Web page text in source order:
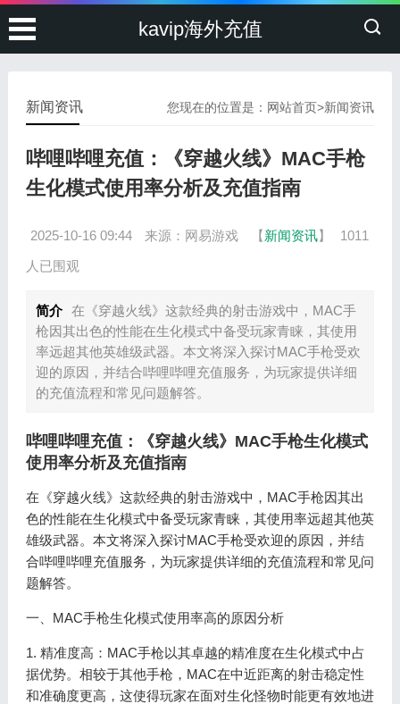
kavip海外充值
您现在的位置是： 网站首页>新闻资讯
新闻资讯
哔哩哔哩充值：《穿越火线》MAC手枪
生化模式使用率分析及充值指南
2025-10-16 09:44 来源：网易游戏 【新闻资讯】
1011
人已围观
简介 在《穿越火线》这款经典的射击游戏中，MAC手
枪因其出色的性能在生化模式中备受玩家青睐，其使用
率远超其他英雄级武器。本文将深入探讨MAC手枪受欢
迎的原因，并结合哔哩哔哩充值服务，为玩家提供详细
的充值流程和常见问题解答。
哔哩哔哩充值：《穿越火线》MAC手枪生化模式
使用率分析及充值指南
在《穿越火线》这款经典的射击游戏中，MAC手枪因其出
色的性能在生化模式中备受玩家青睐，其使用率远超其他英
雄级武器。本文将深入探讨MAC手枪受欢迎的原因，并结
合哔哩哔哩充值服务，为玩家提供详细的充值流程和常见问
题解答。
一、MAC手枪生化模式使用率高的原因分析
1. 精准度高：MAC手枪以其卓越的精准度在生化模式中占
据优势。相较于其他手枪，MAC在中近距离的射击稳定性
和准确度更高，这使得玩家在面对生化怪物时能更有效地进